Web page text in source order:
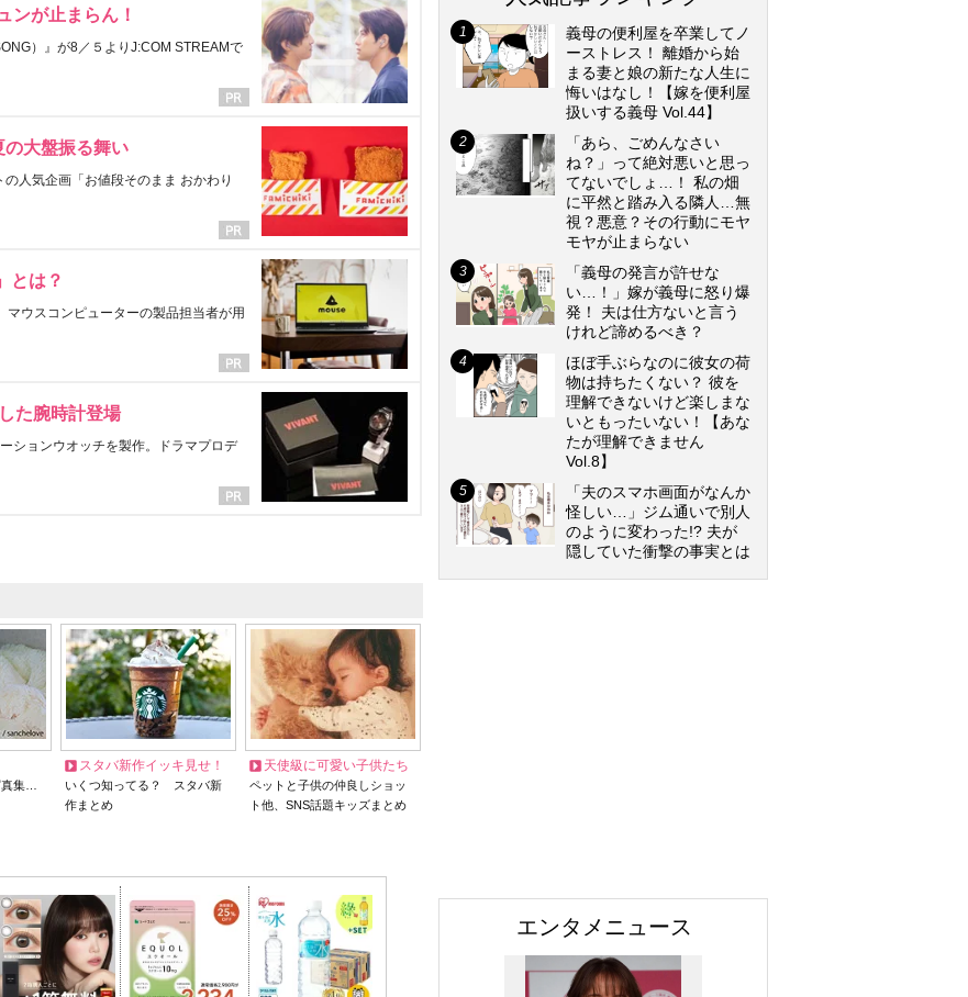
ンが止まらん！
）』が8／５よりJ:COM STREAMで
の大盤振る舞い
人気企画「お値段そのまま おかわり
とは？
ウスコンピューターの製品担当者が用
た腕時計登場
ションウオッチを製作。ドラマプロデ
集…
スタバ新作イッキ見せ！
いくつ知ってる？ スタバ新
作まとめ
天使級に可愛い子供たち
ペットと子供の仲良しショッ
ト他、SNS話題キッズまとめ
義母の便利屋を卒業してノ
ーストレス！ 離婚から始
まる妻と娘の新たな人生に
悔いはなし！【嫁を便利屋
扱いする義母 Vol.44】
「あら、ごめんなさい
ね？」って絶対悪いと思っ
てないでしょ…！ 私の畑
に平然と踏み入る隣人…無
視？悪意？その行動にモヤ
モヤが止まらない
「義母の発言が許せな
い…！」嫁が義母に怒り爆
発！ 夫は仕方ないと言う
けれど諦めるべき？
ほぼ手ぶらなのに彼女の荷
物は持ちたくない？ 彼を
理解できないけど楽しまな
いともったいない！【あな
たが理解できません
Vol.8】
「夫のスマホ画面がなんか
怪しい…」ジム通いで別人
のように変わった!? 夫が
隠していた衝撃の事実とは
エンタメニュース